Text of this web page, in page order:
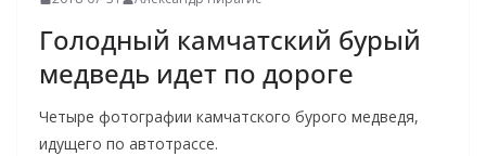
Голодный камчатский бурый
медведь идет по дороге
Четыре фотографии камчатского бурого медведя,
идущего по автотрассе.